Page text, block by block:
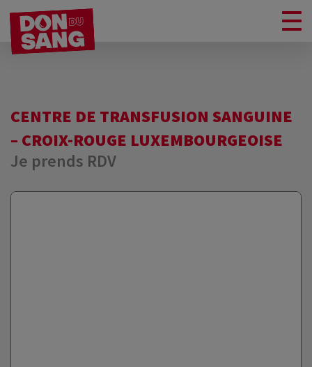
CENTRE DE TRANSFUSION SANGUINE
– CROIX-ROUGE LUXEMBOURGEOISE
Je prends RDV